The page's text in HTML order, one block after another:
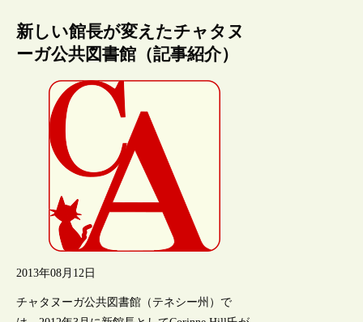
新しい館長が変えたチャタヌ
ーガ公共図書館（記事紹介）
2013年08月12日
チャタヌーガ公共図書館（テネシー州）で